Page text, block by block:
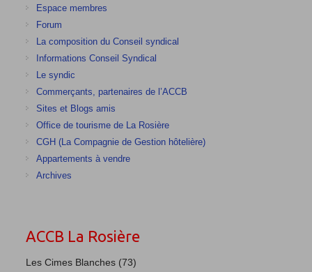
Espace membres
Forum
La composition du Conseil syndical
Informations Conseil Syndical
Le syndic
Commerçants, partenaires de l’ACCB
Sites et Blogs amis
Office de tourisme de La Rosière
CGH (La Compagnie de Gestion hôtelière)
Appartements à vendre
Archives
ACCB La Rosière
Les Cimes Blanches (73)